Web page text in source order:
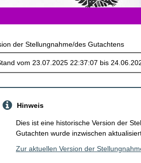
der Stellungnahme/des Gutachtens
Hinweis
Dies ist eine historische Version der
Gutachten wurde inzwischen
Zur aktuellen Version der